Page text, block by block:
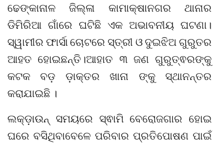
ଢେଙ୍କାନାଳ ଜିଲ୍ଳା କାମାକ୍ଷାନଗର ଥାନାର
ଡିମିରିଆ ଗାଁରେ ଘଟିଛି ଏକ ଅଭାବନୀୟ ଘଟଣା।
ସ୍ୱାମୀର ଫାର୍ସା ଚୋଟରେ ସ୍ତ୍ରୀ ଓ ଦୁଇଝିଅ ଗୁରୁତର
ଆହତ ହୋଇଛନ୍ତି।ଆହାତ ୩ ଜଣ ଗୁରୁତ୍ଵରଙ୍କୁ
କଟକ ବଡ଼ ଡ଼ାକ୍ତର ଖାନା ଙ୍କୁ ସ୍ଥାନନ୍ତର
କରାଯାଇଛି ।
ଲକ୍ଡ଼ାଉନ୍‌ ସମୟରେ ସ୍ଵାମି ବେରୋଜଗାର ହୋଇ
ଘରେ ବସିଥିବାବେଳେ ପରିବାର ପ୍ରତିପୋଷଣ ପାଇଁ